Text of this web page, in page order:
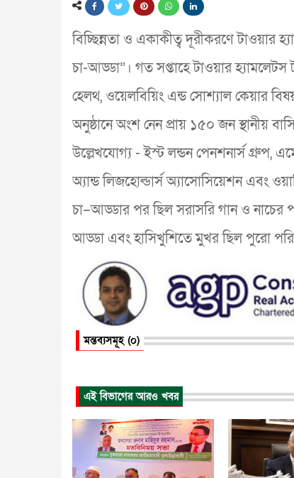
বিচ্ছিন্নতা ও একাকীত্ব দূরীকরণে
চা-আড্ডা”। গত সপ্তাহে টাওয়ার
হেলথ, ওয়েলবিয়িং এন্ড সোশ্যাল কেয়ার
অনুষ্ঠানে অংশ নেন প্রায় ১৫০ জন স্থানীয়
উল্লেখযোগ্য - ইস্ট লন্ডন পেনশনার্স গ্রুপ,
অ্যান্ড লিজহোল্ডার্স অ্যাসোসিয়েশন এবং
চা–আড্ডার পর ছিল সরাসরি গান ও নাচের
আড্ডা এবং হাসিখুশিতে মুখর ছিল পুরো
মন্তব্যসমূহ (০)
এই বিভাগের আরও খবর